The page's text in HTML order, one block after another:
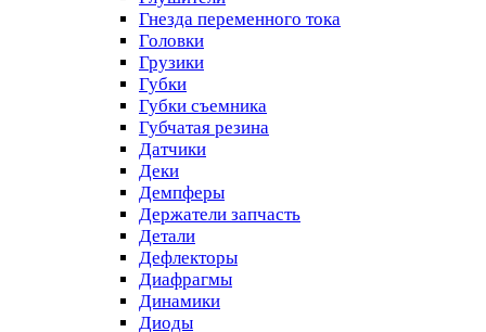
Гнезда переменного тока
Головки
Грузики
Губки
Губки съемника
Губчатая резина
Датчики
Деки
Демпферы
Держатели запчасть
Детали
Дефлекторы
Диафрагмы
Динамики
Диоды